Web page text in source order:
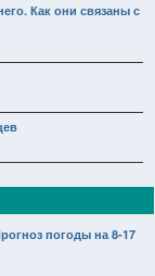
Как они связаны с
погоды на 8-17